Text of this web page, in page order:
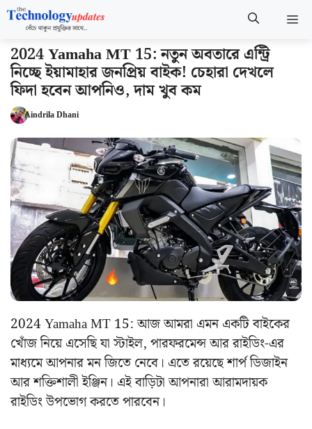
Skip
content
2024 Yamaha MT 15: নতুন অবতারে এন্ট্রি
নিচ্ছে ইয়ামাহার জনপ্রিয় বাইক! চেহারা দেখলে
ফিদা হবেন আপনিও, দাম খুব কম
Aindrila Dhani
2024 Yamaha MT 15: আজ আমরা এমন একটি বাইকের
খোঁজ নিয়ে এসেছি যা স্টাইল, পারফরমেন্স আর রাইডিং-এর
মাধ্যমে আপনার মন জিতে নেবে। এতে রয়েছে শার্প ডিজাইন
আর শক্তিশালী ইঞ্জিন। এই বাড়িটা আপনারা আরামদায়ক
রাইডিং উপভোগ করতে পারবেন।